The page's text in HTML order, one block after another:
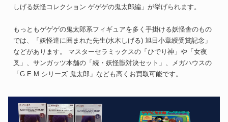
しげる妖怪コレクション ゲゲゲの鬼太郎編」が挙げられます。
もっともゲゲゲの鬼太郎系フィギュアを多く手掛ける妖怪舎のもの
では、「妖怪達に囲まれた先生(水木しげる) 旭日小章綬受賞記念」
などがあります。 マスターセラミックスの「ひでり神」や「女夜
叉」、サンガッツ本舗の「続・妖怪獣対決セット」、メガハウスの
「G.E.M.シリーズ 鬼太郎」なども高くお買取可能です。